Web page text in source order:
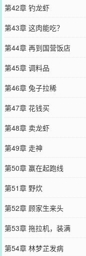
第42章 钓龙虾
第43章 这肉能吃？
第44章 再到国营饭店
第45章 调料品
第46章 兔子拉稀
第47章 花钱买
第48章 卖龙虾
第49章 走神
第50章 赢在起跑线
第51章 野炊
第52章 顾家生来头
第53章 拖拉机，装满
第54章 林梦芷发病